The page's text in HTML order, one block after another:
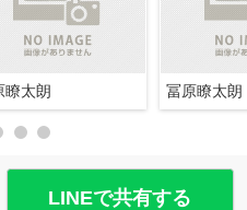
瞭太朗 冨原瞭太朗
LINEで共有する